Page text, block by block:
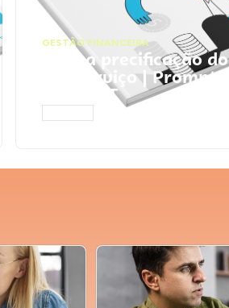
GESTÃO FINANCEIRA
Faça a precificação do
seu serviço | Prompts
ChatGPT